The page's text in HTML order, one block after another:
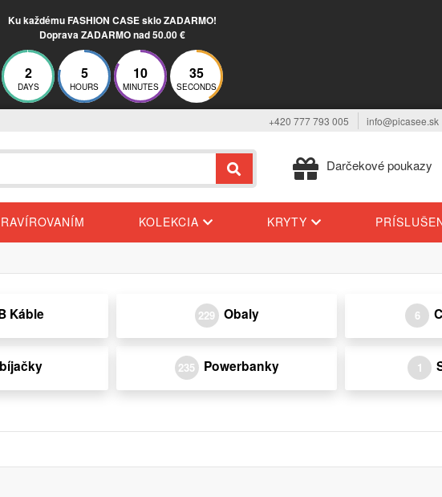
Ku každému FASHION CASE sklo ZADARMO!
Doprava ZADARMO nad 50.00 €
2
DAYS
5
HOURS
10
MINUTES
35
SECONDS
+420 777 793 005 info@picasee.sk
Darčekové poukazy
KOLEKCIA KRYTY
Káble 229 Obaly 6
235 Powerbanky 1